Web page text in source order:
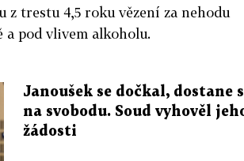
z trestu 4,5 roku vězení za nehodu
a pod vlivem alkoholu.
Janoušek se dočkal, dostane
na svobodu. Soud vyhověl
žádosti